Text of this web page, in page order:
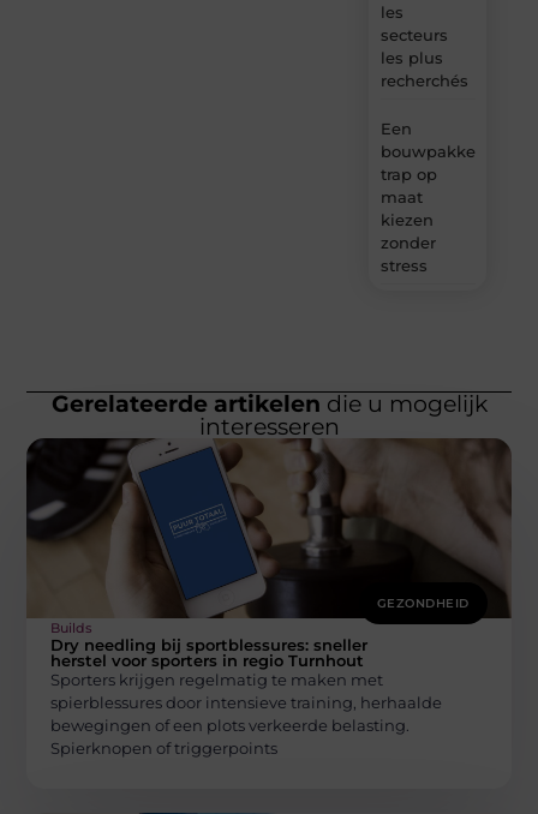
les
secteurs
les plus
recherchés
Een
bouwpakket
trap op
maat
kiezen
zonder
stress
Gerelateerde artikelen die u mogelijk
interesseren
GEZONDHEID
Builds
Dry needling bij sportblessures: sneller
herstel voor sporters in regio Turnhout
Sporters krijgen regelmatig te maken met
spierblessures door intensieve training, herhaalde
bewegingen of een plots verkeerde belasting.
Spierknopen of triggerpoints